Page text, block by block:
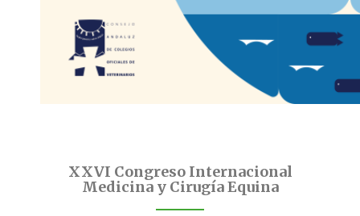
XXVI Congreso Internacional
Medicina y Cirugía Equina